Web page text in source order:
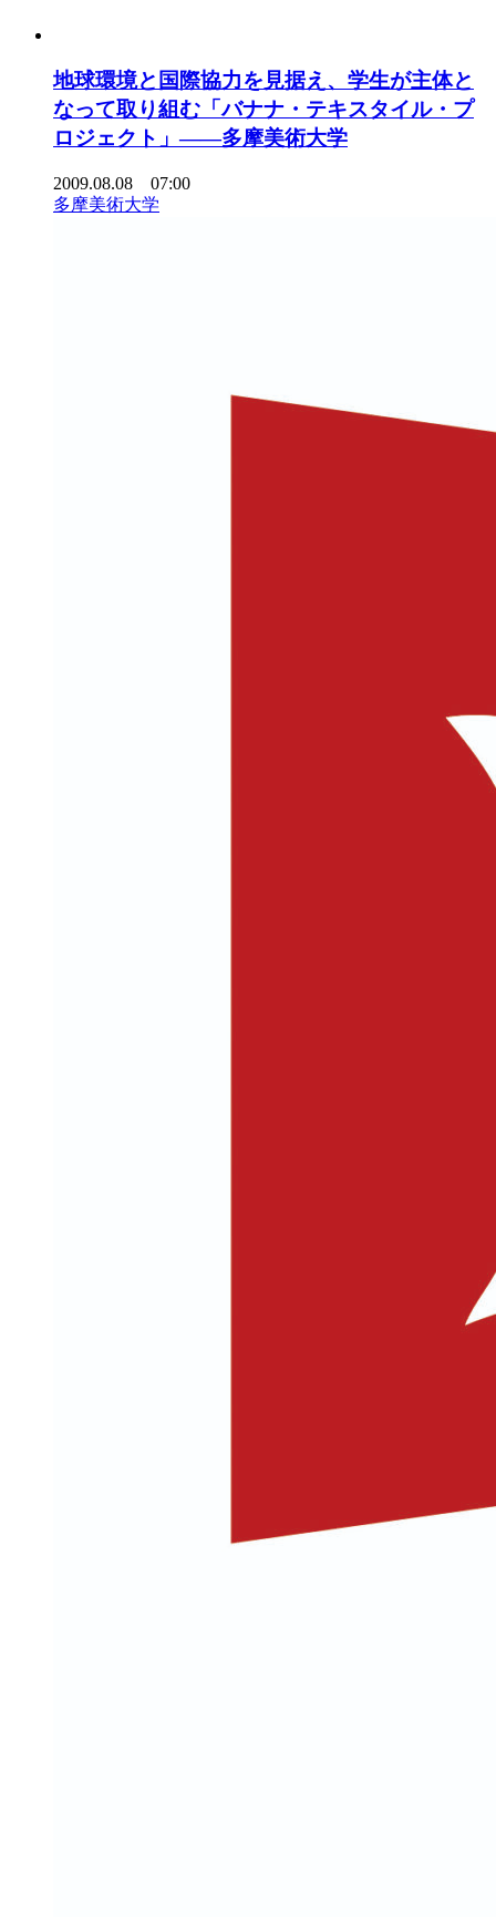
地球環境と国際協力を見据え、学生が主体と
なって取り組む「バナナ・テキスタイル・プ
ロジェクト」――多摩美術大学
2009.08.08 07:00
多摩美術大学